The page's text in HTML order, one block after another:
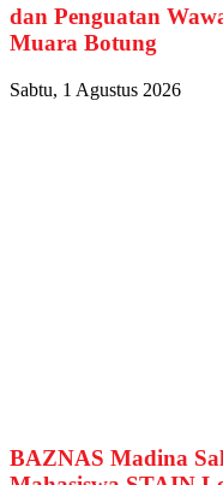
dan Penguatan
Muara Botung
Sabtu, 1 Agustus 2026
BAZNAS Madina